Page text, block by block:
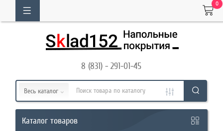
Обратный
звонок
0
8 (831) - 291-01-45
Весь каталог
Каталог товаров